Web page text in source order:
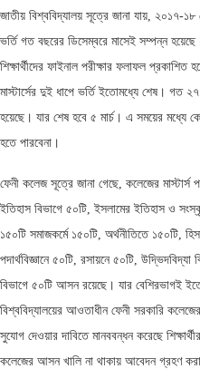
জাতীয় বিশ্ববিদ্যালয় সূত্রে জানা যায়, ২০১৭-১৮
ভর্তি গত বছরের ডিসেম্বরে মাসেই সম্পন্ন
শিক্ষার্থীদের ফাইনাল পরীক্ষার ফলাফল
মাস্টার্সের দুই ধাপে ভর্তি ইতোমধ্যে শেষ। গত
হয়েছে। যার শেষ হবে ৫ মার্চ। এ সময়ের মধ্যে
হতে পারবেনা।
ফেনী কলেজ সূত্রে জানা গেছে, কলেজের মাস্টার্স
ইতিহাস বিভাগে ৫০টি, ইসলামের ইতিহাস ও
১৫০টি সমাজকর্মে ১৫০টি, অর্থনীতিতে ১৫০টি,
পদার্থবিজ্ঞানে ৫০টি, রসায়নে ৫০টি,
বিভাগে ৫০টি আসন রয়েছে। যার বেশিরভাগই
বিশ্ববিদ্যালয়ের আওতাধীন ফেনী সরকারি কলেজের
সুযোগ দেওয়ার দাবিতে মানববন্ধন করেছে
কলেজের আসন খালি না থাকায় আবেদন গ্রহণ